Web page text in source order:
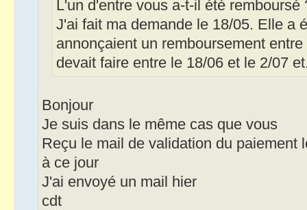
L'un d'entre vous a-t-il été remboursé
J'ai fait ma demande le 18/05. Elle a
annonçaient un remboursement
devait faire entre le 18/06 et le 2/07
Bonjour
Je suis dans le même cas que vous
Reçu le mail de validation du paiement
à ce jour
J'ai envoyé un mail hier
cdt